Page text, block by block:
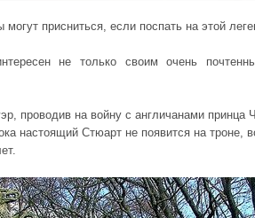
могут присниться, если поспать на этой
не только своим очень
проводив на войну с англичанами принца
настоящий Стюарт не появится на троне,